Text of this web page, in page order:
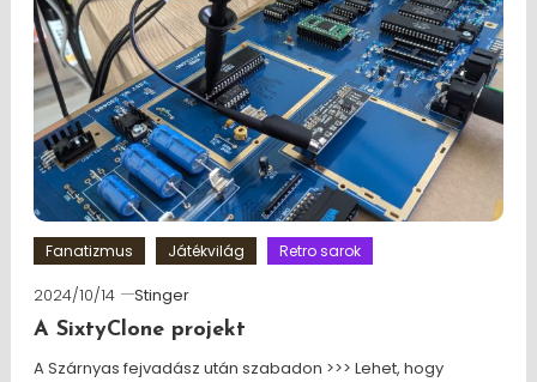
Fanatizmus Játékvilág Retro sarok
2024/10/14
Stinger
A SixtyClone projekt
A Szárnyas fejvadász után szabadon >>> Lehet, hogy